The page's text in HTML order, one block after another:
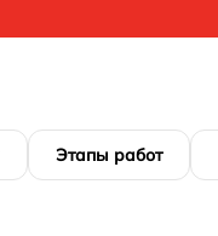
Этапы работ